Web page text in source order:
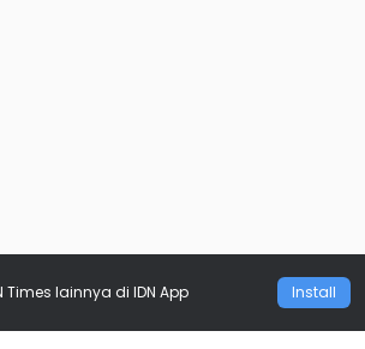
Times lainnya di IDN App Install